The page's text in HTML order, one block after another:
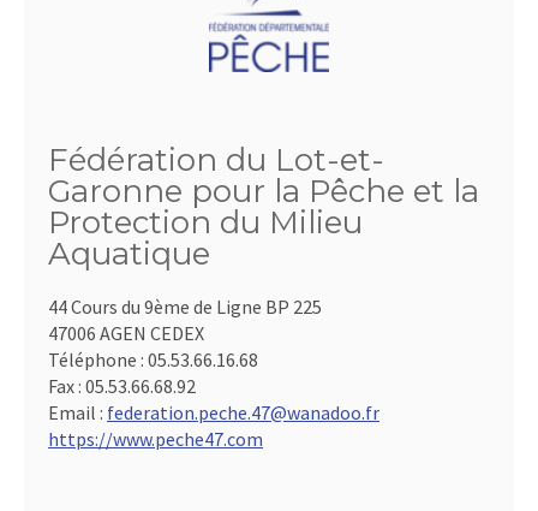
Fédération du Lot-et-
Garonne pour la Pêche et la
Protection du Milieu
Aquatique
44 Cours du 9ème de Ligne BP 225
47006 AGEN CEDEX
Téléphone : 05.53.66.16.68
Fax : 05.53.66.68.92
Email : federation.peche.47@wanadoo.fr
https://www.peche47.com